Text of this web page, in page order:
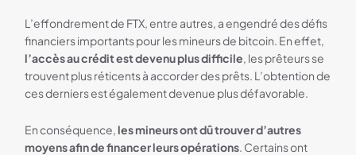
L’effondrement de FTX, entre autres, a engendré des défis
financiers importants pour les mineurs de bitcoin. En effet,
l’accès au crédit est devenu plus difficile, les prêteurs se
trouvent plus réticents à accorder des prêts. L’obtention de
ces derniers est également devenue plus défavorable.
En conséquence, les mineurs ont dû trouver d’autres
moyens afin de financer leurs opérations. Certains ont